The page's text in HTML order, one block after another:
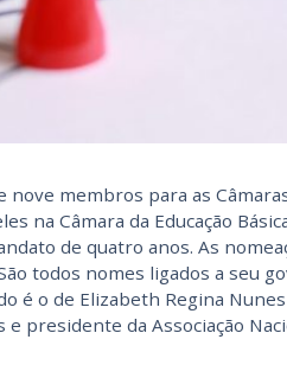
nove membros para as
na Câmara da Educação
de quatro anos. As
todos nomes ligados a seu
é o de Elizabeth Regina
e presidente da Associação